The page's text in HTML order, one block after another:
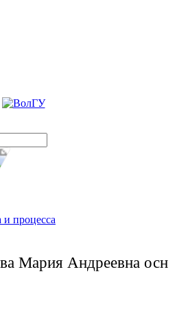
Пожалуйста
и процесса
Мария Андреевна осн